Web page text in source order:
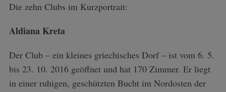
Die zehn Clubs im Kurzportrait:
Aldiana Kreta
Der Club – ein kleines griechisches Dorf – ist vom 6. 5.
bis 23. 10. 2016 geöffnet und hat 170 Zimmer. Er liegt
in einer ruhigen, geschützten Bucht im Nordosten der